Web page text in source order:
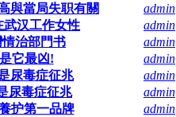
與當局失职有關
admin
武汉工作女性
admin
治部門书
admin
它最凶!
admin
尿毒症征兆
admin
尿毒症征兆
admin
护第一品牌
admin